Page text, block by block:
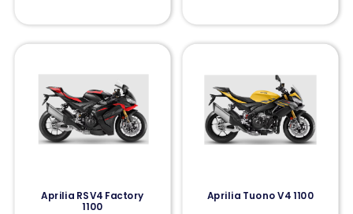
Aprilia RSV4 Factory
1100
Aprilia Tuono V4 1100